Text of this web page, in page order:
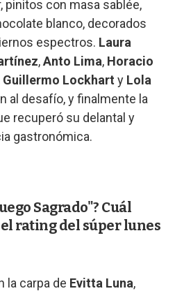
con masa sablée,
blanco, decorados
espectros. Laura
,Anto Lima, Horacio
Guillermo Lockhart y Lola
al desafío, y finalmente la
recuperó su delantal y
gastronómica.
Sagrado"? Cuál
rating del súper lunes
la carpa de Evitta Luna,